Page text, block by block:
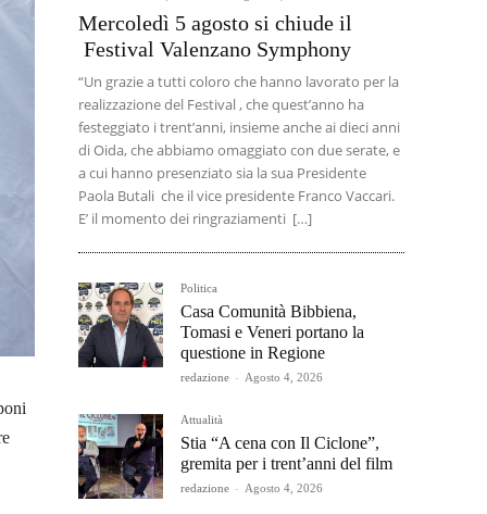
Mercoledì 5 agosto si chiude il
Festival Valenzano Symphony
“Un grazie a tutti coloro che hanno lavorato per la
realizzazione del Festival , che quest’anno ha
festeggiato i trent’anni, insieme anche ai dieci anni
di Oida, che abbiamo omaggiato con due serate, e
a cui hanno presenziato sia la sua Presidente
Paola Butali che il vice presidente Franco Vaccari.
E’ il momento dei ringraziamenti […]
Politica
Casa Comunità Bibbiena,
Tomasi e Veneri portano la
questione in Regione
redazione - Agosto 4, 2026
Attualità
Stia “A cena con Il Ciclone”,
gremita per i trent’anni del film
redazione - Agosto 4, 2026